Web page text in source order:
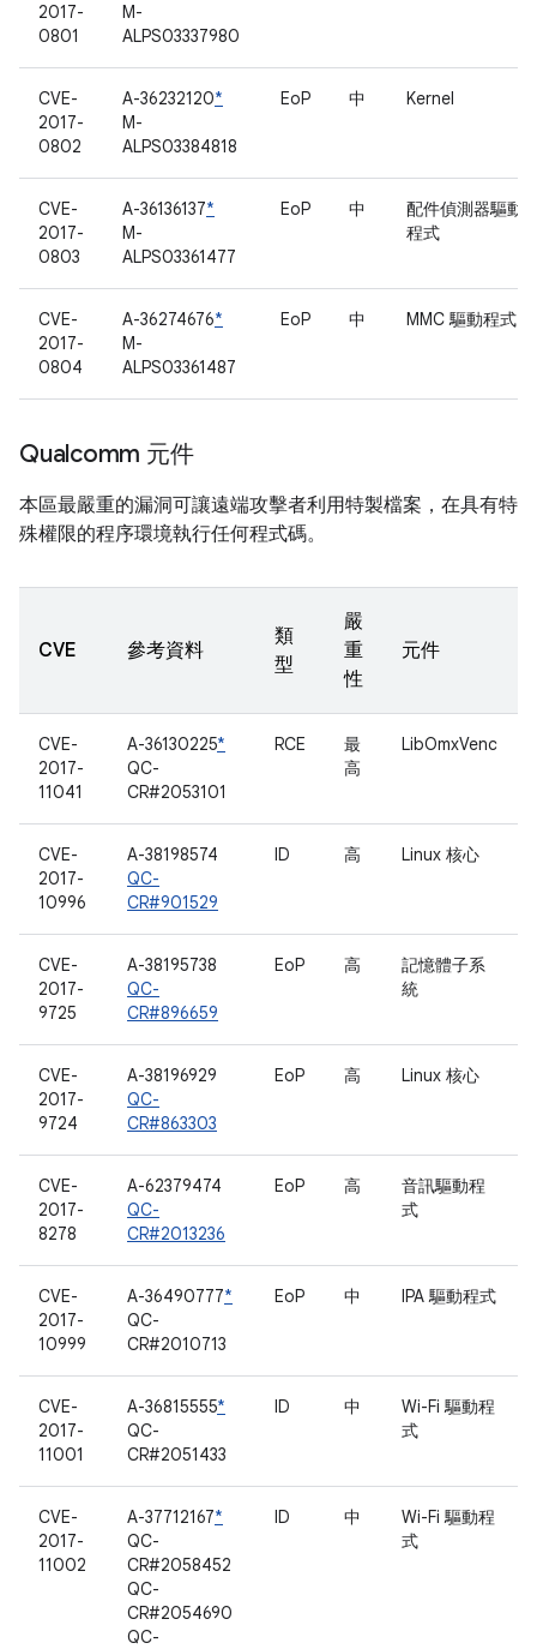
2017-
0801
M-
ALPS03337980
CVE-
2017-
0802
A-36232120*
M-
ALPS03384818
EoP 中 Kernel
CVE-
2017-
0803
A-36136137*
M-
ALPS03361477
EoP 中
配件偵測器驅動
程式
CVE-
2017-
0804
A-36274676*
M-
ALPS03361487
EoP 中 MMC 驅動程式
Qualcomm 元件
本區最嚴重的漏洞可讓遠端攻擊者利用特製檔案，在具有特
殊權限的程序環境執行任何程式碼。
CVE 參考資料
類
型
嚴
重
性
元件
CVE-
2017-
11041
A-36130225*
QC-
CR#2053101
RCE
最
高
LibOmxVenc
CVE-
2017-
10996
A-38198574
QC-
CR#901529
ID 高 Linux 核心
CVE-
2017-
9725
A-38195738
QC-
CR#896659
EoP 高
記憶體子系
統
CVE-
2017-
9724
A-38196929
QC-
CR#863303
EoP 高 Linux 核心
CVE-
2017-
8278
A-62379474
QC-
CR#2013236
EoP 高
音訊驅動程
式
CVE-
2017-
10999
A-36490777*
QC-
CR#2010713
EoP 中 IPA 驅動程式
CVE-
2017-
11001
A-36815555*
QC-
CR#2051433
ID 中
Wi-Fi 驅動程
式
CVE-
2017-
11002
A-37712167*
QC-
CR#2058452
QC-
CR#2054690
QC-
ID 中
Wi-Fi 驅動程
式